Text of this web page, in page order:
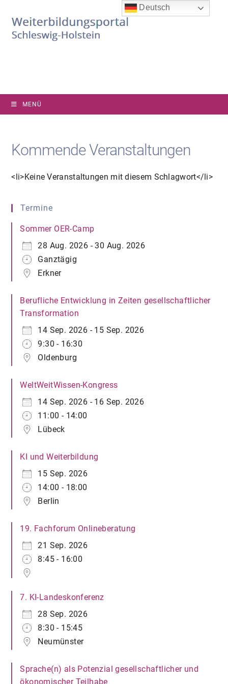
Inhalt
springen
MENÜ
Kommende Veranstaltungen
<li>Keine Veranstaltungen mit diesem Schlagwort</li>
Termine
Sommer OER-Camp
28 Aug. 2026 - 30 Aug. 2026
Ganztägig
Erkner
Berufliche Entwicklung in Zeiten gesellschaftlicher
Transformation
14 Sep. 2026 - 15 Sep. 2026
9:30 - 16:30
Oldenburg
WeltWeitWissen-Kongress
14 Sep. 2026 - 16 Sep. 2026
11:00 - 14:00
Lübeck
KI und Weiterbildung
15 Sep. 2026
14:00 - 18:00
Berlin
19. Fachforum Onlineberatung
21 Sep. 2026
8:45 - 16:00
7. KI-Landeskonferenz
28 Sep. 2026
8:30 - 15:45
Neumünster
Sprache(n) als Potenzial gesellschaftlicher und
ökonomischer Teilhabe
Deutsch